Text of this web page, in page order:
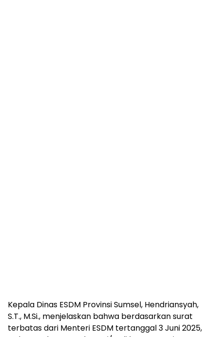
Kepala Dinas ESDM Provinsi Sumsel, Hendriansyah,
S.T., M.Si., menjelaskan bahwa berdasarkan surat
terbatas dari Menteri ESDM tertanggal 3 Juni 2025,